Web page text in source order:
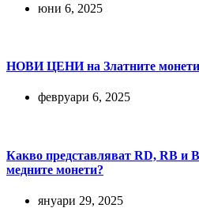
юни 6, 2025
НОВИ ЦЕНИ на Златните
февруари 6, 2025
Какво представляват RD, RB и
медните монети?
януари 29, 2025